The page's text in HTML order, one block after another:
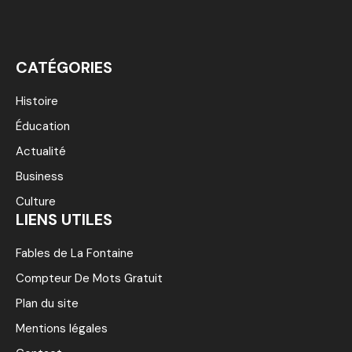
CATÉGORIES
Histoire
Éducation
Actualité
Business
Culture
LIENS UTILES
Fables de La Fontaine
Compteur De Mots Gratuit
Plan du site
Mentions légales